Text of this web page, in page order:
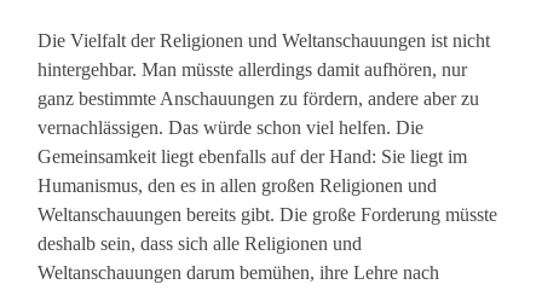
Die Vielfalt der Religionen und Weltanschauungen ist nicht
hintergehbar. Man müsste allerdings damit aufhören, nur
ganz bestimmte Anschauungen zu fördern, andere aber zu
vernachlässigen. Das würde schon viel helfen. Die
Gemeinsamkeit liegt ebenfalls auf der Hand: Sie liegt im
Humanismus, den es in allen großen Religionen und
Weltanschauungen bereits gibt. Die große Forderung müsste
deshalb sein, dass sich alle Religionen und
Weltanschauungen darum bemühen, ihre Lehre nach